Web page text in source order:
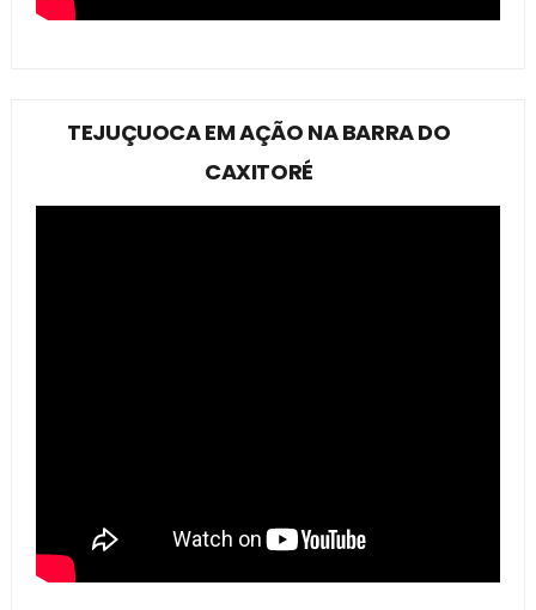
TEJUÇUOCA EM AÇÃO NA BARRA DO
CAXITORÉ